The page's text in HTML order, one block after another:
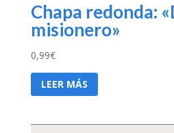
Chapa redonda:
misionero»
0,99€
LEER MÁS